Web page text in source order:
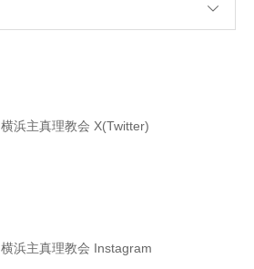
横浜主真理教会 X(Twitter)
横浜主真理教会 Instagram